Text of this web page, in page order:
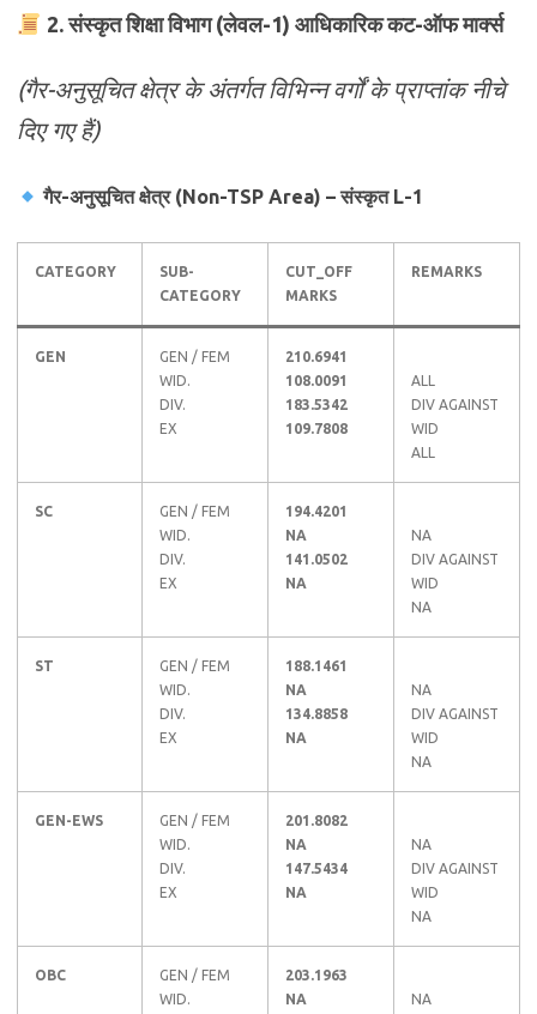
2. संस्कृत शिक्षा विभाग (लेवल-1) आधिकारिक कट-ऑफ मार्क्स
(गैर-अनुसूचित क्षेत्र के अंतर्गत विभिन्न वर्गों के प्राप्तांक नीचे
दिए गए हैं)
गैर-अनुसूचित क्षेत्र (Non-TSP Area) – संस्कृत L-1
CATEGORY
SUB-
CATEGORY
CUT_OFF
MARKS
REMARKS
GEN
GEN / FEM
WID.
DIV.
EX
210.6941
108.0091
183.5342
109.7808
ALL
DIV AGAINST
WID
ALL
SC
GEN / FEM
WID.
DIV.
EX
194.4201
NA
141.0502
NA
NA
DIV AGAINST
WID
NA
ST
GEN / FEM
WID.
DIV.
EX
188.1461
NA
134.8858
NA
NA
DIV AGAINST
WID
NA
GEN-EWS
GEN / FEM
WID.
DIV.
EX
201.8082
NA
147.5434
NA
NA
DIV AGAINST
WID
NA
OBC
GEN / FEM
WID.
203.1963
NA
NA